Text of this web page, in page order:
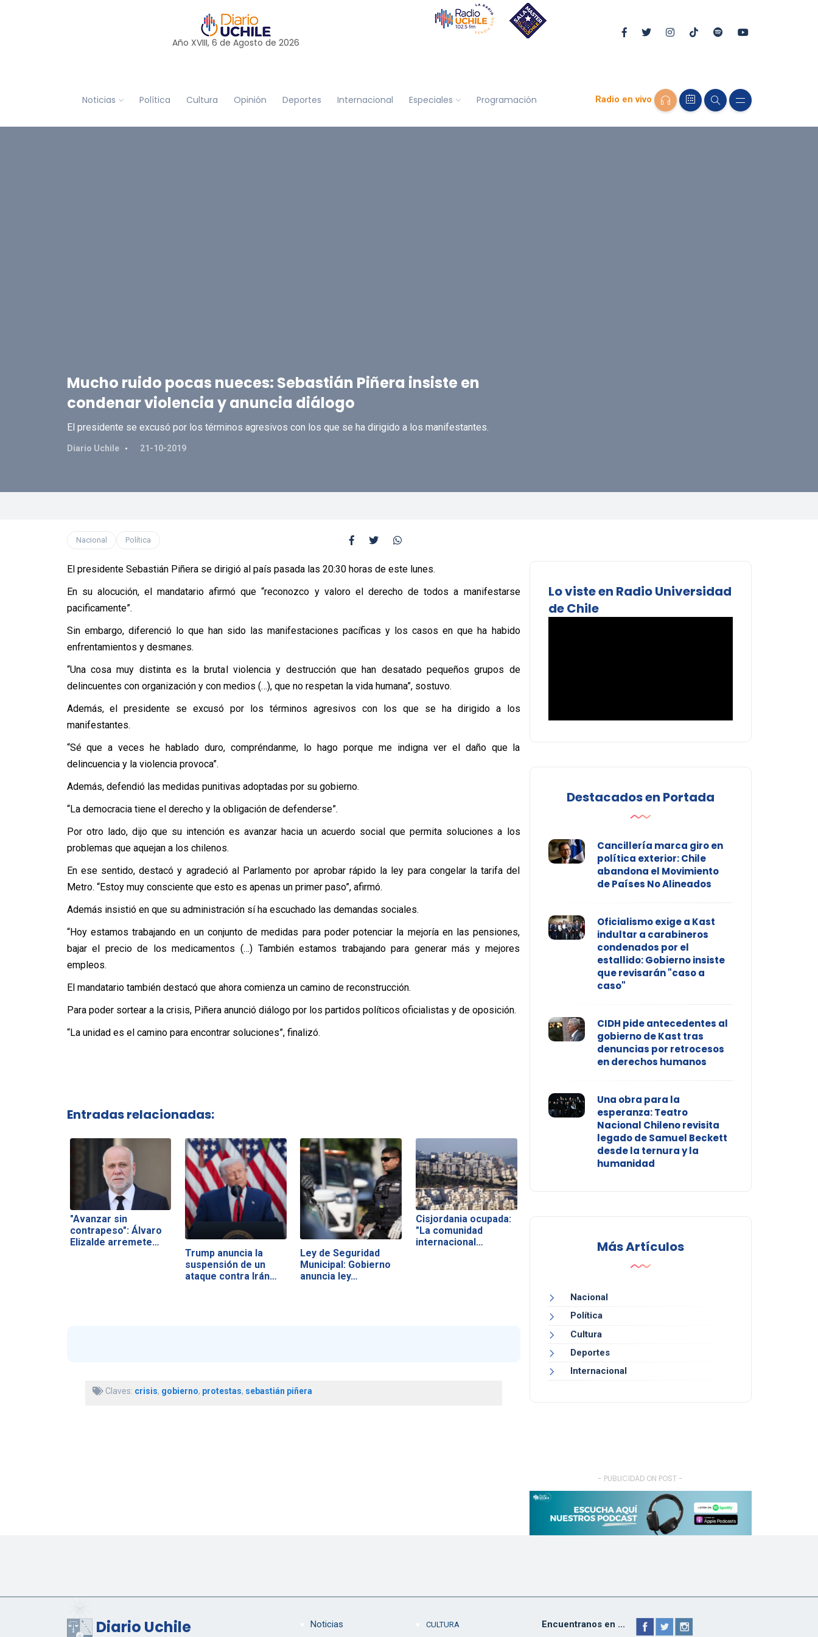
Año XVIII, 6 de Agosto de 2026
Noticias Política Cultura Opinión Deportes Internacional Especiales Programación Radio en vivo
Mucho ruido pocas nueces: Sebastián Piñera insiste en
condenar violencia y anuncia diálogo
El presidente se excusó por los términos agresivos con los que se ha dirigido a los manifestantes.
Diario Uchile 21-10-2019
Nacional Política
El presidente Sebastián Piñera se dirigió al país pasada las 20:30 horas de este lunes.
En su alocución, el mandatario afirmó que “reconozco y valoro el derecho de todos a manifestarse
pacificamente”.
Sin embargo, diferenció lo que han sido las manifestaciones pacíficas y los casos en que ha habido
enfrentamientos y desmanes.
“Una cosa muy distinta es la brutal violencia y destrucción que han desatado pequeños grupos de
delincuentes con organización y con medios (…), que no respetan la vida humana”, sostuvo.
Además, el presidente se excusó por los términos agresivos con los que se ha dirigido a los
manifestantes.
“Sé que a veces he hablado duro, compréndanme, lo hago porque me indigna ver el daño que la
delincuencia y la violencia provoca”.
Además, defendió las medidas punitivas adoptadas por su gobierno.
“La democracia tiene el derecho y la obligación de defenderse”.
Por otro lado, dijo que su intención es avanzar hacia un acuerdo social que permita soluciones a los
problemas que aquejan a los chilenos.
En ese sentido, destacó y agradeció al Parlamento por aprobar rápido la ley para congelar la tarifa del
Metro. “Estoy muy consciente que esto es apenas un primer paso”, afirmó.
Además insistió en que su administración sí ha escuchado las demandas sociales.
“Hoy estamos trabajando en un conjunto de medidas para poder potenciar la mejoría en las pensiones,
bajar el precio de los medicamentos (…) También estamos trabajando para generar más y mejores
empleos.
El mandatario también destacó que ahora comienza un camino de reconstrucción.
Para poder sortear a la crisis, Piñera anunció diálogo por los partidos políticos oficialistas y de oposición.
“La unidad es el camino para encontrar soluciones”, finalizó.
Entradas relacionadas:
"Avanzar sin
contrapeso": Álvaro
Elizalde arremete…
Trump anuncia la
suspensión de un
ataque contra Irán…
Ley de Seguridad
Municipal: Gobierno
anuncia ley…
Cisjordania ocupada:
"La comunidad
internacional…
Claves: crisis, gobierno, protestas, sebastián piñera
Lo viste en Radio Universidad
de Chile
Destacados en Portada
Cancillería marca giro en
política exterior: Chile
abandona el Movimiento
de Países No Alineados
Oficialismo exige a Kast
indultar a carabineros
condenados por el
estallido: Gobierno insiste
que revisarán "caso a
caso"
CIDH pide antecedentes al
gobierno de Kast tras
denuncias por retrocesos
en derechos humanos
Una obra para la
esperanza: Teatro
Nacional Chileno revisita
legado de Samuel Beckett
desde la ternura y la
humanidad
Más Artículos
Nacional
Política
Cultura
Deportes
Internacional
- PUBLICIDAD ON POST -
Diario Uchile
Noticias
CULTURA
Encuentranos en ...